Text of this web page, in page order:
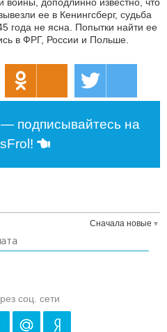
ее в Кенингсберг, судьба
года не ясна. Попытки найти ее
в ФРГ, России и Польше.
подписывайтесь на
Сначала новые
соц. сети